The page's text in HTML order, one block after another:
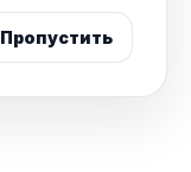
Пропустить